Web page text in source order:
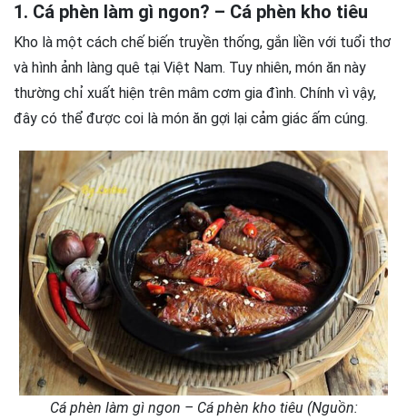
1. Cá phèn làm gì ngon? – Cá phèn kho tiêu
Kho là một cách chế biến truyền thống, gắn liền với tuổi thơ
và hình ảnh làng quê tại Việt Nam. Tuy nhiên, món ăn này
thường chỉ xuất hiện trên mâm cơm gia đình. Chính vì vậy,
đây có thể được coi là món ăn gợi lại cảm giác ấm cúng.
Cá phèn làm gì ngon – Cá phèn kho tiêu (Nguồn: